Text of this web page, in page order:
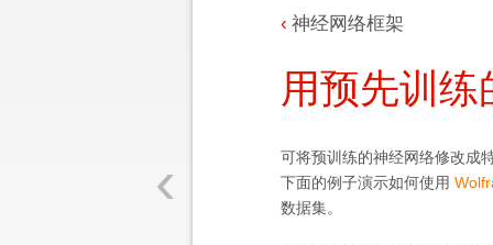
‹
神经网络框架
用预先训
可将预训练的神经网络修改成
下面的例子演示如何使用
数据集。